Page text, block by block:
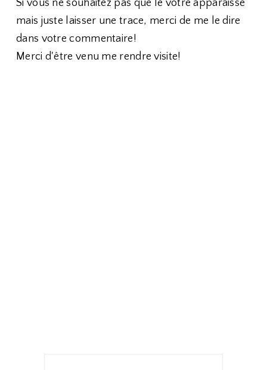
Si vous ne souhaitez pas que le votre apparaisse
mais juste laisser une trace, merci de me le dire
dans votre commentaire!
Merci d'être venu me rendre visite!